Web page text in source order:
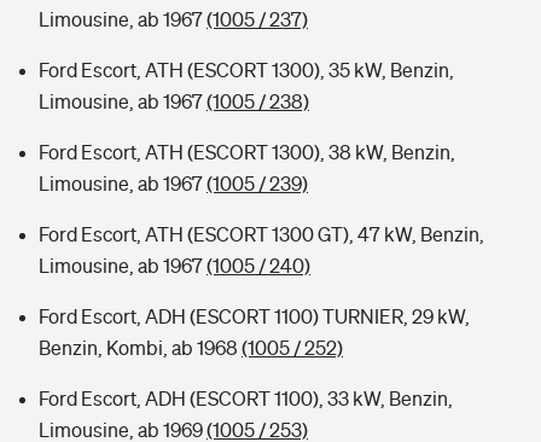
Limousine, ab 1967(1005 / 237)
Ford Escort, ATH (ESCORT 1300), 35 kW, Benzin,
Limousine, ab 1967(1005 / 238)
Ford Escort, ATH (ESCORT 1300), 38 kW, Benzin,
Limousine, ab 1967(1005 / 239)
Ford Escort, ATH (ESCORT 1300 GT), 47 kW, Benzin,
Limousine, ab 1967(1005 / 240)
Ford Escort, ADH (ESCORT 1100) TURNIER, 29 kW,
Benzin, Kombi, ab 1968 (1005 / 252)
Ford Escort, ADH (ESCORT 1100), 33 kW, Benzin,
Limousine, ab 1969(1005 / 253)